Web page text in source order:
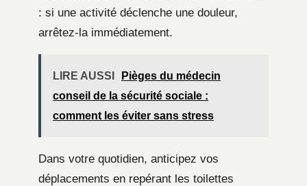
: si une activité déclenche une douleur,
arrêtez-la immédiatement.
LIRE AUSSI
Pièges du médecin
conseil de la sécurité sociale :
comment les éviter sans stress
Dans votre quotidien, anticipez vos
déplacements en repérant les toilettes